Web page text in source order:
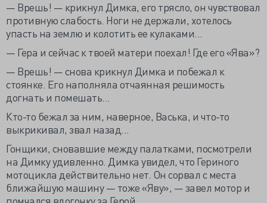
— Врешь! — крикнул Димка, его трясло, он чувствовал
противную слабость. Ноги не держали, хотелось
упасть на землю и колотить ее кулаками...
— Гера и сейчас к твоей матери поехал! Где его «Ява»?
— Врешь! — снова крикнул Димка и побежал к
стоянке. Его наполняла отчаянная решимость
догнать и помешать...
Кто-то бежал за ним, наверное, Васька, и что-то
выкрикивал, звал назад...
Гонщики, сновавшие между палатками, посмотрели
на Димку удивленно. Димка увидел, что Гериного
мотоцикла действительно нет. Он сорвал с места
ближайшую машину — тоже «Яву», — завел мотор и